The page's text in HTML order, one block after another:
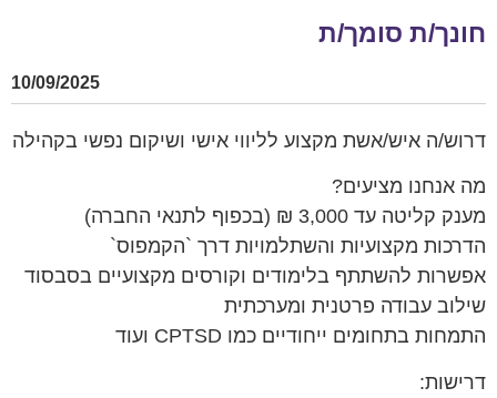
חונך/ת סומך/ת
10/09/2025
דרוש/ה איש/אשת מקצוע לליווי אישי ושיקום נפשי בקהילה
מה אנחנו מציעים?
מענק קליטה עד 3,000 ₪ (בכפוף לתנאי החברה)
הדרכות מקצועיות והשתלמויות דרך `הקמפוס`
אפשרות להשתתף בלימודים וקורסים מקצועיים בסבסוד
שילוב עבודה פרטנית ומערכתית
התמחות בתחומים ייחודיים כמו CPTSD ועוד
דרישות: